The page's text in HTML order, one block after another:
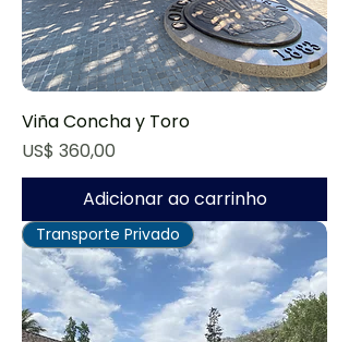
Viña Concha y Toro
Preço
US$ 360,00
Adicionar ao carrinho
Transporte Privado